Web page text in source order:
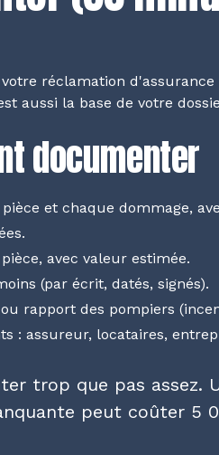
réclamation d'assurance
aussi la base de votre
documenter
et chaque dommage,
avec valeur estimée.
(par écrit, datés, signés).
rapport des pompiers
: assureur, locataires,
trop que pas assez.
peut coûter 5